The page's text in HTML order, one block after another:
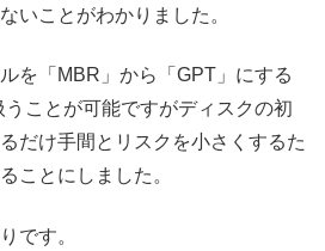
いことがわかりました。
を「MBR」から「GPT」にする
ことが可能ですがディスクの初
だけ手間とリスクを小さくするた
ことにしました。
です。